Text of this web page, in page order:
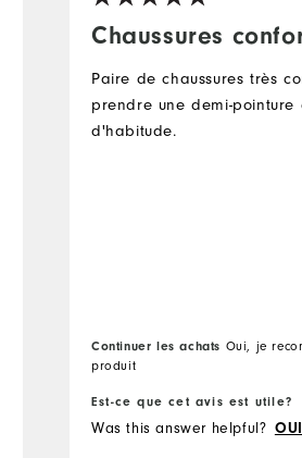
Chaussures
Paire de chaussures très
prendre une demi-pointure
d'habitude.
Continuer les achats Oui, je
produit
Est-ce que cet avis est utile?
Was this answer helpful? OUI